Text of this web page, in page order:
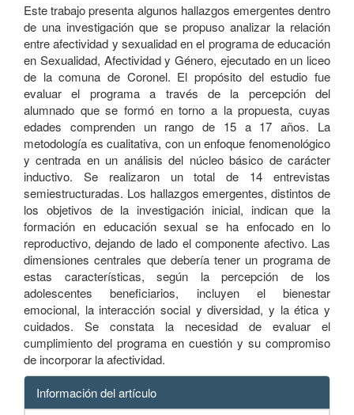
Este trabajo presenta algunos hallazgos emergentes dentro
de una investigación que se propuso analizar la relación
entre afectividad y sexualidad en el programa de educación
en Sexualidad, Afectividad y Género, ejecutado en un liceo
de la comuna de Coronel. El propósito del estudio fue
evaluar el programa a través de la percepción del
alumnado que se formó en torno a la propuesta, cuyas
edades comprenden un rango de 15 a 17 años. La
metodología es cualitativa, con un enfoque fenomenológico
y centrada en un análisis del núcleo básico de carácter
inductivo. Se realizaron un total de 14 entrevistas
semiestructuradas. Los hallazgos emergentes, distintos de
los objetivos de la investigación inicial, indican que la
formación en educación sexual se ha enfocado en lo
reproductivo, dejando de lado el componente afectivo. Las
dimensiones centrales que debería tener un programa de
estas características, según la percepción de los
adolescentes beneficiarios, incluyen el bienestar
emocional, la interacción social y diversidad, y la ética y
cuidados. Se constata la necesidad de evaluar el
cumplimiento del programa en cuestión y su compromiso
de incorporar la afectividad.
Información del artículo